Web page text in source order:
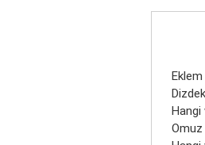
Eklem
Hangi
Omuz